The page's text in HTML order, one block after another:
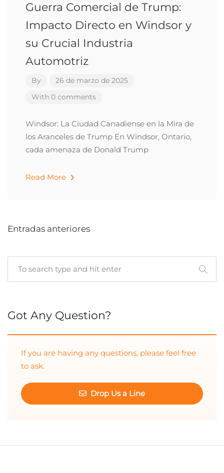
Guerra Comercial de Trump:
Impacto Directo en Windsor y
su Crucial Industria
Automotriz
By
26 de marzo de 2025
With 0 comments
Windsor: La Ciudad Canadiense en la Mira de
los Aranceles de Trump En Windsor, Ontario,
cada amenaza de Donald Trump
Read More
Entradas anteriores
Got Any Question?
If you are having any questions, please feel free
to ask.
Drop Us a Line